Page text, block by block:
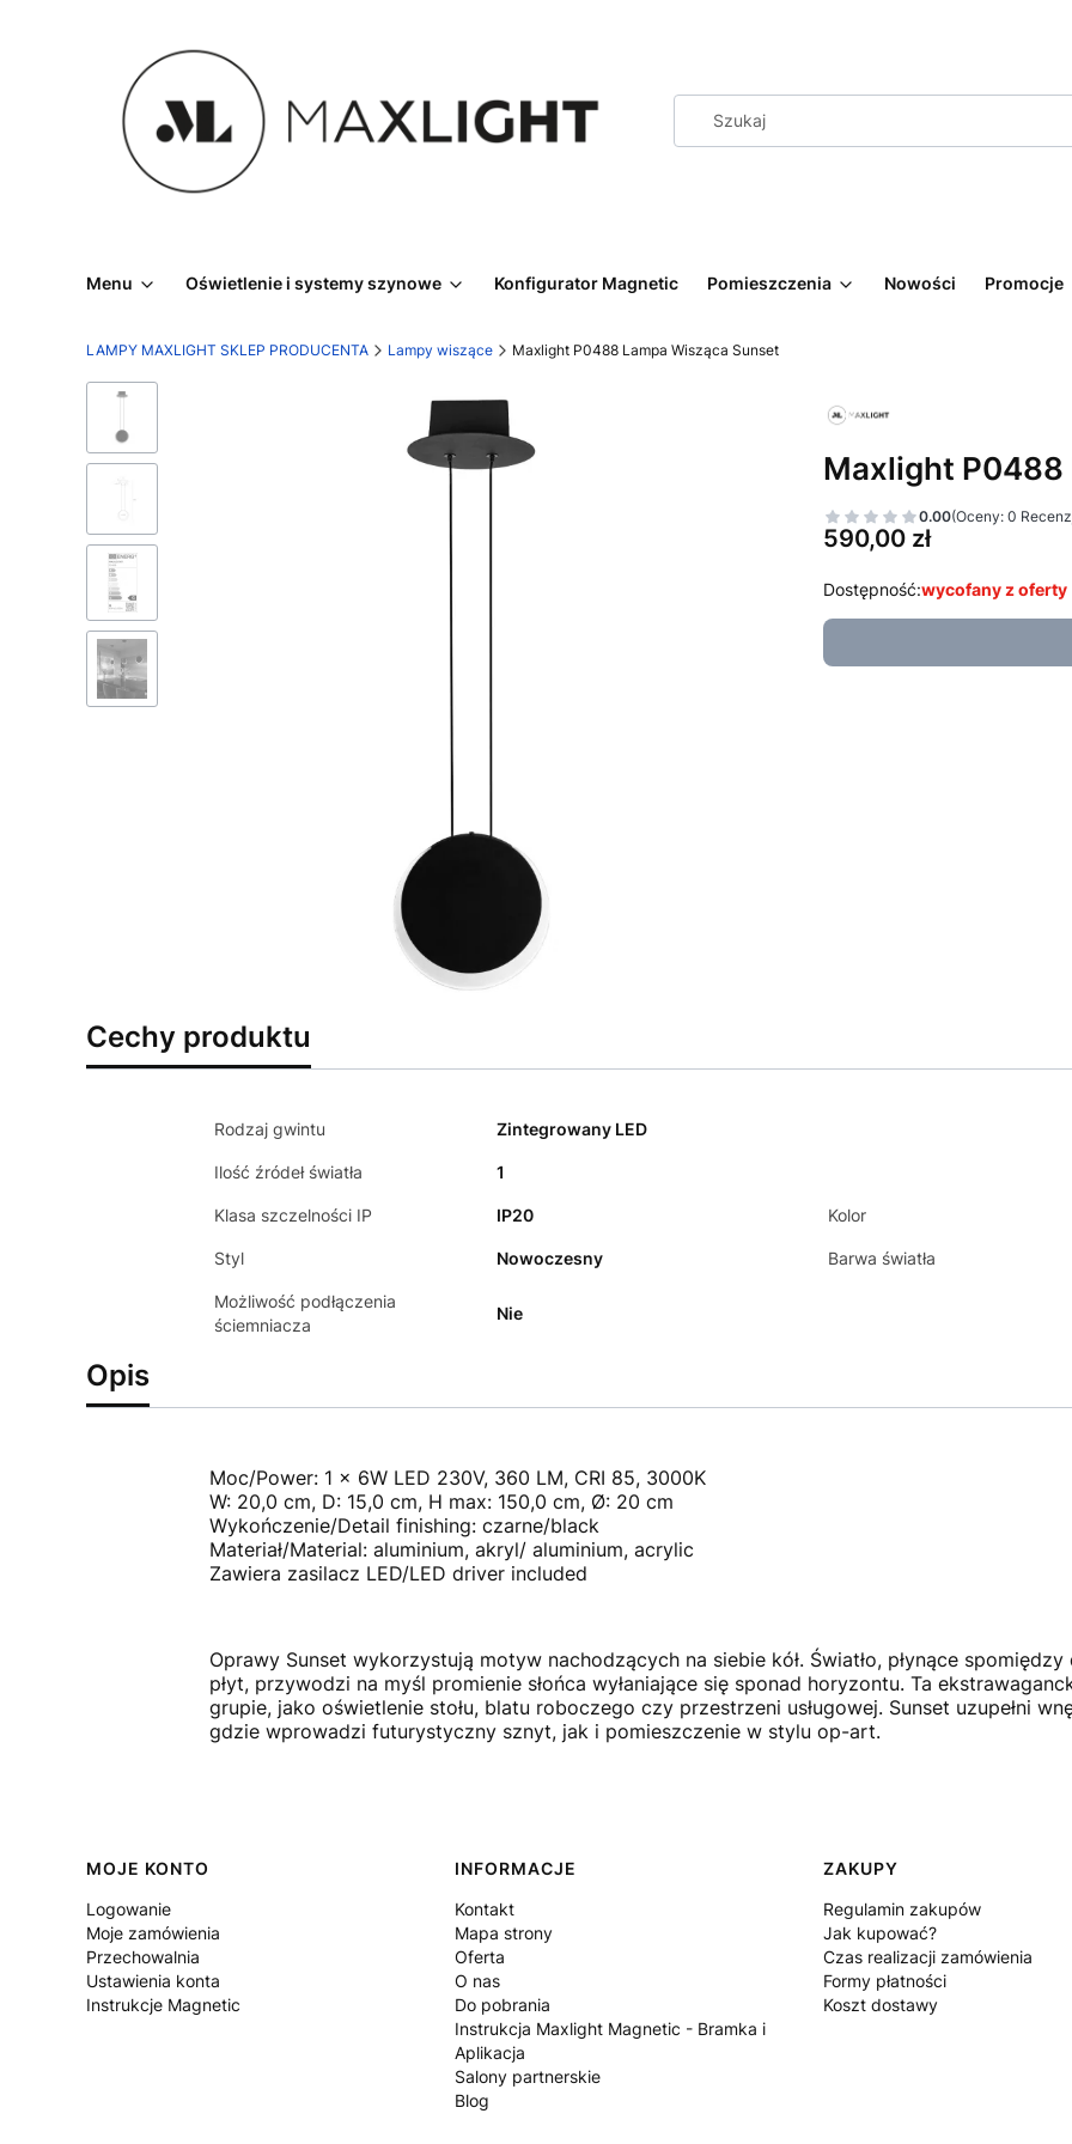
Menu Oświetlenie i systemy szynowe Konfigurator Magnetic Pomieszczenia Nowości Promocje
LAMPY MAXLIGHT SKLEP PRODUCENTA Lampy wiszące Maxlight P0488 Lampa Wisząca Sunset
Maxlight P0488
0.00(Oceny: 0
Cena
590,00 zł
Dostępność:wycofany z oferty
Cechy produktu
Rodzaj gwintu Zintegrowany LED
Ilość źródeł światła 1
Klasa szczelności IP IP20 Kolor
Styl Nowoczesny Barwa światła
Możliwość podłączenia
ściemniacza
Nie
Opis
Moc/Power: 1 x 6W LED 230V, 360 LM, CRI 85, 3000K
W: 20,0 cm, D: 15,0 cm, H max: 150,0 cm, Ø: 20 cm
Wykończenie/Detail finishing: czarne/black
Materiał/Material: aluminium, akryl/ aluminium, acrylic
Zawiera zasilacz LED/LED driver included
Oprawy Sunset wykorzystują motyw nachodzących na siebie kół. Światło, płynące
płyt, przywodzi na myśl promienie słońca wyłaniające się sponad horyzontu. Ta
grupie, jako oświetlenie stołu, blatu roboczego czy przestrzeni usługowej. Sunset uzupełni
gdzie wprowadzi futurystyczny sznyt, jak i pomieszczenie w stylu op-art.
Linki w stopce
MOJE KONTO
Logowanie
Moje zamówienia
Przechowalnia
Ustawienia konta
Instrukcje Magnetic
INFORMACJE
Kontakt
Mapa strony
Oferta
O nas
Do pobrania
Instrukcja Maxlight Magnetic - Bramka i
Aplikacja
Salony partnerskie
Blog
ZAKUPY
Regulamin zakupów
Jak kupować?
Czas realizacji zamówienia
Formy płatności
Koszt dostawy